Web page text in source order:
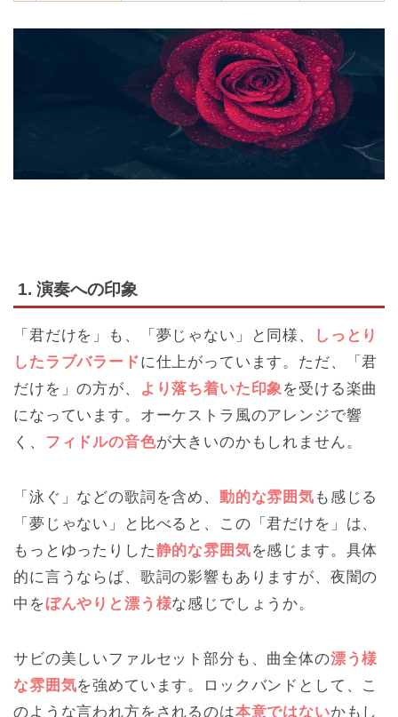
1. 演奏への印象
「君だけを」も、「夢じゃない」と同様、
しっとり
したラブバラードに仕上がっています。ただ、「君
だけを」の方が、
より落ち着いた印象 を受ける楽曲
になっています。オーケストラ風のアレンジで響
く、 フィドルの音色が大きいのかもしれません。
「泳ぐ」などの歌詞を含め、 動的な雰囲気 も感じる
「夢じゃない」と比べると、この「君だけを」は、
もっとゆったりした静的な雰囲気を感じます。具体
的に言うならば、歌詞の影響もありますが、夜闇の
中をぼんやりと漂う様な感じでしょうか。
サビの美しいファルセット部分も、曲全体の漂う様
な雰囲気を強めています。ロックバンドとして、こ
のような言われ方をされるのは本意ではないかもし